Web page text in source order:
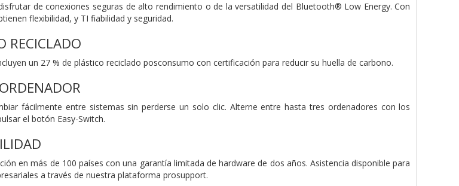
de conexiones seguras de alto rendimiento o de la versatilidad del Bluetooth® Low Energy. Con
flexibilidad, y TI fiabilidad y seguridad.
RECICLADO
un 27 % de plástico reciclado posconsumo con certificación para reducir su huella de carbono.
fácilmente entre sistemas sin perderse un solo clic. Alterne entre hasta tres ordenadores con los
el botón Easy-Switch.
en más de 100 países con una garantía limitada de hardware de dos años. Asistencia disponible para
a través de nuestra plataforma prosupport.